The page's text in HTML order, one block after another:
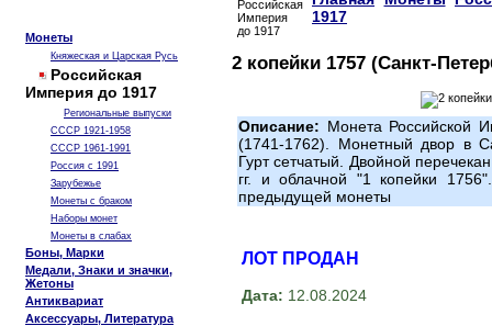
Монеты
Княжеская и Царская Русь
Российская
Империя до 1917
Региональные выпуски
СССР 1921-1958
СССР 1961-1991
Россия с 1991
Зарубежье
Монеты с браком
Наборы монет
Монеты в слабах
Боны, Марки
Медали, Знаки и значки,
Жетоны
Антиквариат
Аксессуары, Литература
1917
2 копейки 1757 (Санкт-
Описание: Монета Российской
(1741-1762). Монетный двор в
Гурт сетчатый. Двойной
гг. и облачной "1 копейки
предыдущей монеты
ЛОТ ПРОДАН
Дата: 12.08.2024